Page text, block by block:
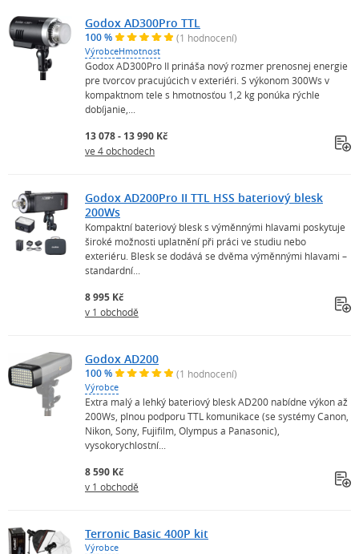
Godox AD300Pro TTL
100 % (1 hodnocení)
VýrobceHmotnost
Godox AD300Pro II prináša nový rozmer prenosnej energie
pre tvorcov pracujúcich v exteriéri. S výkonom 300Ws v
kompaktnom tele s hmotnosťou 1,2 kg ponúka rýchle
dobíjanie,...
13 078 - 13 990 Kč
ve 4 obchodech
Godox AD200Pro II TTL HSS bateriový blesk
200Ws
Kompaktní bateriový blesk s výměnnými hlavami poskytuje
široké možnosti uplatnění při práci ve studiu nebo
exteriéru. Blesk se dodává se dvěma výměnnými hlavami –
standardní...
8 995 Kč
v 1 obchodě
Godox AD200
100 % (1 hodnocení)
Výrobce
Extra malý a lehký bateriový blesk AD200 nabídne výkon až
200Ws, plnou podporu TTL komunikace (se systémy Canon,
Nikon, Sony, Fujifilm, Olympus a Panasonic),
vysokorychlostní...
8 590 Kč
v 1 obchodě
Terronic Basic 400P kit
Výrobce